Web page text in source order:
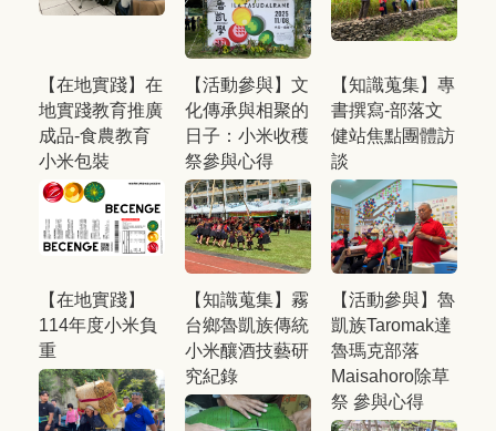
【在地實踐】在
地實踐教育推廣
成品-食農教育
小米包裝
【活動參與】文
化傳承與相聚的
日子：小米收穫
祭參與心得
【知識蒐集】專
書撰寫-部落文
健站焦點團體訪
談
【在地實踐】
114年度小米負
重
【知識蒐集】霧
台鄉魯凱族傳統
小米釀酒技藝研
究紀錄
【活動參與】魯
凱族Taromak達
魯瑪克部落
Maisahoro除草
祭 參與心得